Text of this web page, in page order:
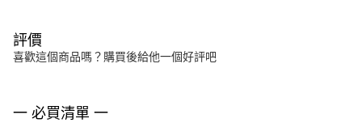
評價
喜歡這個商品嗎？購買後給他一個好評吧
一 必買清單 一